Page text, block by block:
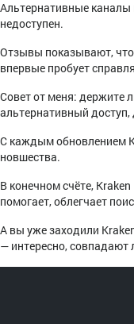
Альтернативные каналы
недоступен.
Отзывы показывают, что
впервые пробует
Совет от меня: держите
альтернативный доступ,
С каждым обновлением
новшества.
В конечном счёте,
помогает, облегчает
А вы уже заходили
— интересно,